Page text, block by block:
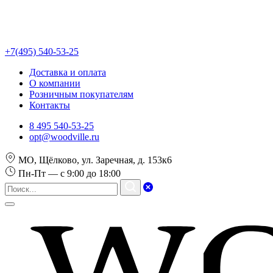
+7(495) 540-53-25
Доставка и оплата
О компании
Розничным покупателям
Контакты
8 495 540-53-25
opt@woodville.ru
МО, Щёлково, ул. Заречная, д. 153к6
Пн-Пт — с 9:00 до 18:00